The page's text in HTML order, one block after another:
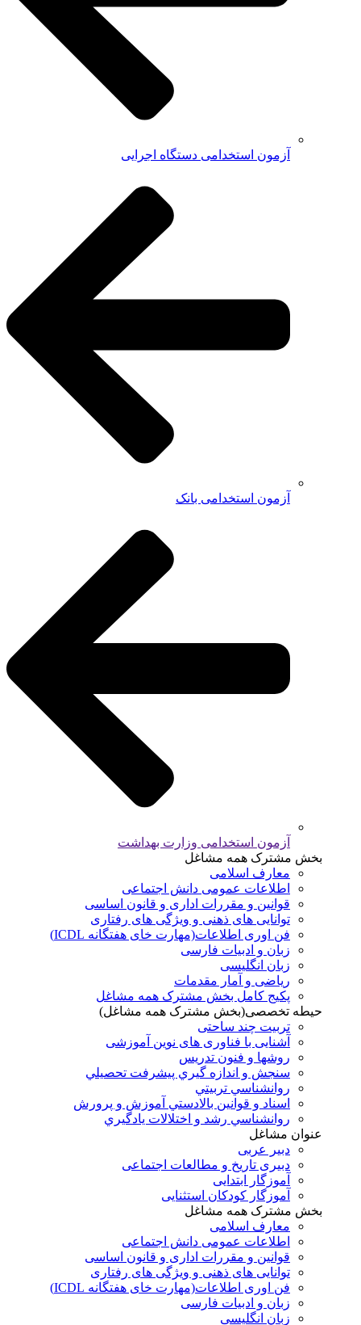
آزمون استخدامی دستگاه اجرایی
آزمون استخدامی بانک
آزمون استخدامی وزارت بهداشت
بخش مشترک همه مشاغل
معارف اسلامی
اطلاعات عمومی دانش اجتماعی
قوانین و مقررات اداری و قانون اساسی
توانایی های ذهنی و ویژگی های رفتاری
فن اوری اطلاعات(مهارت خای هفتگانه ICDL)
زبان و ادبیات فارسی
زبان انگلیسی
ریاضی و آمار مقدمات
پکیج کامل بخش مشترک همه مشاغل
حیطه تخصصی(بخش مشترک همه مشاغل)
تربیت چند ساحتی
آشنایی با فناوری های نوین آموزشی
روشها و فنون تدريس
سنجش و اندازه گيري پيشرفت تحصيلي
روانشناسي تربيتي
اسناد و قوانين بالادستي آموزش و پرورش
روانشناسي رشد و اختلالات يادگيري
عنوان مشاغل
دبير عربی
دبیری تاریخ و مطالعات اجتماعی
آموزگار ابتدایی
آموزگار کودکان استثنایی
بخش مشترک همه مشاغل
معارف اسلامی
اطلاعات عمومی دانش اجتماعی
قوانین و مقررات اداری و قانون اساسی
توانایی های ذهنی و ویژگی های رفتاری
فن اوری اطلاعات(مهارت خای هفتگانه ICDL)
زبان و ادبیات فارسی
زبان انگلیسی